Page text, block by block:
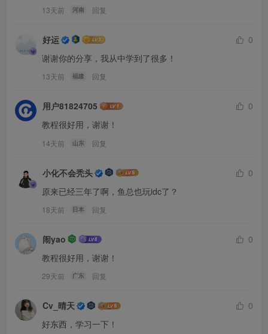
13天前 河南 回复
好运
0
谢谢你的分享，我从中学到了很多！
13天前 福建 回复
用户81824705
0
教程很好用，谢谢！
14天前 山东 回复
小化不会秃头
0
原来已经三年了啊，鱼总也玩idc了？
18天前 日本 回复
闹yao
0
教程很好用，谢谢！
29天前 广东 回复
Cv_晴天
0
好东西，学习一下！